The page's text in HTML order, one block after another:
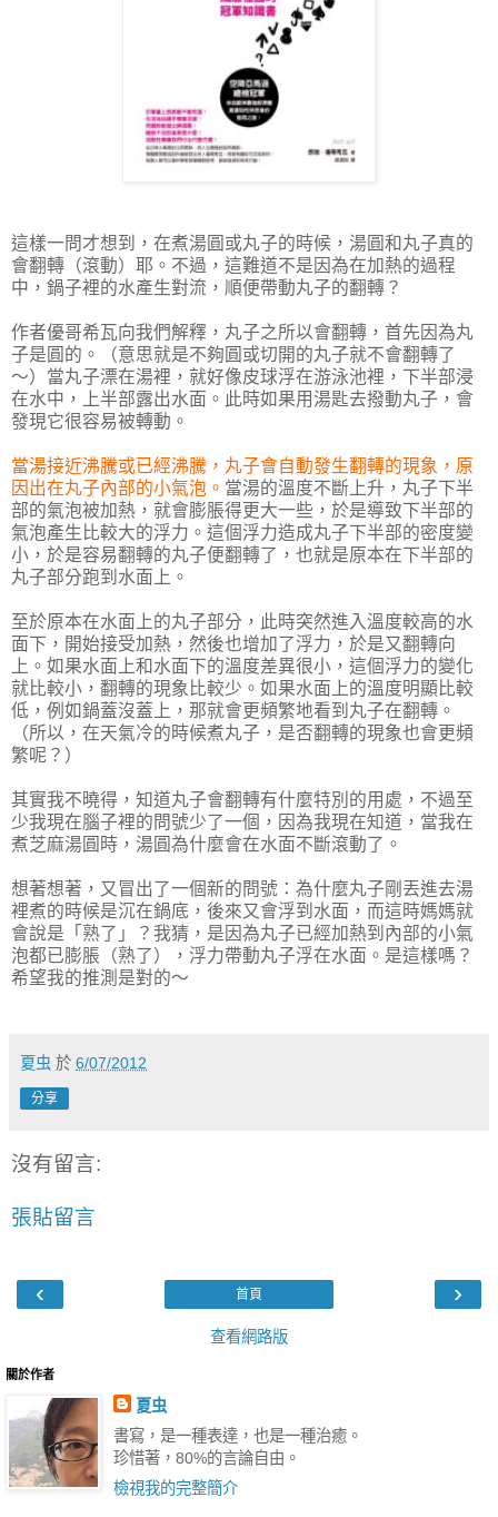
這樣一問才想到，在煮湯圓或丸子的時候，湯圓和丸子真的
會翻轉（滾動）耶。不過，這難道不是因為在加熱的過程
中，鍋子裡的水產生對流，順便帶動丸子的翻轉？
作者優哥希瓦向我們解釋，丸子之所以會翻轉，首先因為丸
子是圓的。（意思就是不夠圓或切開的丸子就不會翻轉了
～）當丸子漂在湯裡，就好像皮球浮在游泳池裡，下半部浸
在水中，上半部露出水面。此時如果用湯匙去撥動丸子，會
發現它很容易被轉動。
當湯接近沸騰或已經沸騰，丸子會自動發生翻轉的現象，原
因出在丸子內部的小氣泡。 當湯的溫度不斷上升，丸子下半
部的氣泡被加熱，就會膨脹得更大一些，於是導致下半部的
氣泡產生比較大的浮力。這個浮力造成丸子下半部的密度變
小，於是容易翻轉的丸子便翻轉了，也就是原本在下半部的
丸子部分跑到水面上。
至於原本在水面上的丸子部分，此時突然進入溫度較高的水
面下，開始接受加熱，然後也增加了浮力，於是又翻轉向
上。如果水面上和水面下的溫度差異很小，這個浮力的變化
就比較小，翻轉的現象比較少。如果水面上的溫度明顯比較
低，例如鍋蓋沒蓋上，那就會更頻繁地看到丸子在翻轉。
（所以，在天氣冷的時候煮丸子，是否翻轉的現象也會更頻
繁呢？）
其實我不曉得，知道丸子會翻轉有什麼特別的用處，不過至
少我現在腦子裡的問號少了一個，因為我現在知道，當我在
煮芝麻湯圓時，湯圓為什麼會在水面不斷滾動了。
想著想著，又冒出了一個新的問號：為什麼丸子剛丟進去湯
裡煮的時候是沉在鍋底，後來又會浮到水面，而這時媽媽就
會說是「熟了」？我猜，是因為丸子已經加熱到內部的小氣
泡都已膨脹（熟了），浮力帶動丸子浮在水面。是這樣嗎？
希望我的推測是對的～
夏虫 於 6/07/2012
分享
沒有留言:
張貼留言
‹ ›
首頁
查看網路版
關於作者
夏虫
書寫，是一種表達，也是一種治癒。
珍惜著，80%的言論自由。
檢視我的完整簡介